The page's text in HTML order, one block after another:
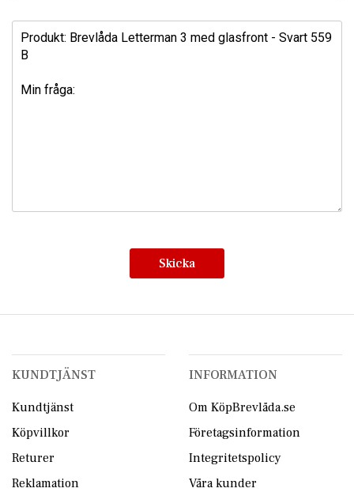
Skicka
KUNDTJÄNST
Kundtjänst
Köpvillkor
Returer
Reklamation
INFORMATION
Om KöpBrevlåda.se
Företagsinformation
Integritetspolicy
Våra kunder